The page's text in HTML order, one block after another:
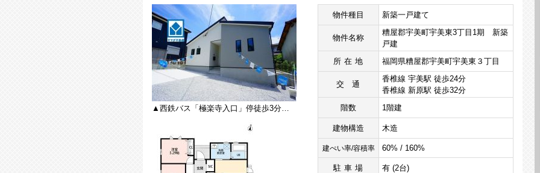
物件種目 新築一戸建て
物件名称
糟屋郡宇美町宇美東3丁目1期 新築
戸建
所在地
福岡県糟屋郡宇美町宇美東３丁目
交通
香椎線 宇美駅 徒歩24分
香椎線 新原駅 徒歩32分
階数
1階建
建物構造 木造
建ぺい率/容積率 60% / 160%
駐車場 有 (2台)